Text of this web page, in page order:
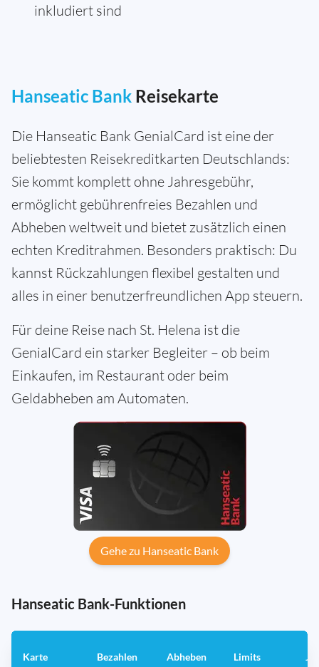
inkludiert sind
Hanseatic Bank Reisekarte
Die Hanseatic Bank GenialCard ist eine der
beliebtesten Reisekreditkarten Deutschlands:
Sie kommt komplett ohne Jahresgebühr,
ermöglicht gebührenfreies Bezahlen und
Abheben weltweit und bietet zusätzlich einen
echten Kreditrahmen. Besonders praktisch: Du
kannst Rückzahlungen flexibel gestalten und
alles in einer benutzerfreundlichen App steuern.
Für deine Reise nach St. Helena ist die
GenialCard ein starker Begleiter – ob beim
Einkaufen, im Restaurant oder beim
Geldabheben am Automaten.
Gehe zu Hanseatic Bank
Hanseatic Bank-Funktionen
Karte Bezahlen Abheben Limits